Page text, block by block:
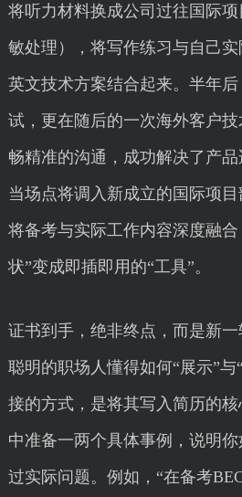
将听力材料换成公司过往国际
敏处理），将写作练习与自己
英文技术方案结合起来。半年
试，更在随后的一次海外客户
畅精准的沟通，成功解决了产
当场点将调入新成立的国际项目
将备考与实际工作内容深度融
状”变成即插即用的“工具”。
证书到手，绝非终点，而是新一
聪明的职场人懂得如何“展示”
接的方式，是将其写入简历的
中准备一两个具体事例，说明
过实际问题。例如，“在备考